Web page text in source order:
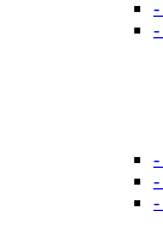
-
-
-
-
-